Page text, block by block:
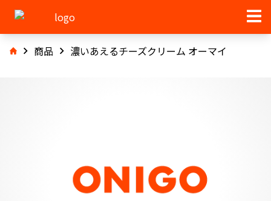
商品 濃いあえるチーズクリーム オーマイ